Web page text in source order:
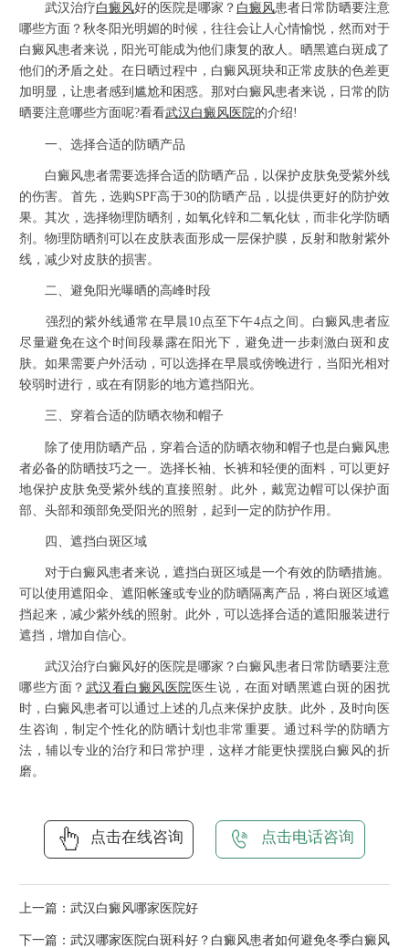
武汉治疗白癜风好的医院是哪家？ 白癜风患者日常防晒要注意
哪些方面？秋冬阳光明媚的时候，往往会让人心情愉悦，然而对于
白癜风患者来说，阳光可能成为他们康复的敌人。晒黑遮白斑成了
他们的矛盾之处。在日晒过程中，白癜风斑块和正常皮肤的色差更
加明显，让患者感到尴尬和困惑。那对白癜风患者来说，日常的防
晒要注意哪些方面呢?看看武汉白癜风医院的介绍!
一、选择合适的防晒产品
白癜风患者需要选择合适的防晒产品，以保护皮肤免受紫外线
的伤害。首先，选购SPF高于30的防晒产品，以提供更好的防护效
果。其次，选择物理防晒剂，如氧化锌和二氧化钛，而非化学防晒
剂。物理防晒剂可以在皮肤表面形成一层保护膜，反射和散射紫外
线，减少对皮肤的损害。
二、避免阳光曝晒的高峰时段
强烈的紫外线通常在早晨10点至下午4点之间。白癜风患者应
尽量避免在这个时间段暴露在阳光下，避免进一步刺激白斑和皮
肤。如果需要户外活动，可以选择在早晨或傍晚进行，当阳光相对
较弱时进行，或在有阴影的地方遮挡阳光。
三、穿着合适的防晒衣物和帽子
除了使用防晒产品，穿着合适的防晒衣物和帽子也是白癜风患
者必备的防晒技巧之一。选择长袖、长裤和轻便的面料，可以更好
地保护皮肤免受紫外线的直接照射。此外，戴宽边帽可以保护面
部、头部和颈部免受阳光的照射，起到一定的防护作用。
四、遮挡白斑区域
对于白癜风患者来说，遮挡白斑区域是一个有效的防晒措施。
可以使用遮阳伞、遮阳帐篷或专业的防晒隔离产品，将白斑区域遮
挡起来，减少紫外线的照射。此外，可以选择合适的遮阳服装进行
遮挡，增加自信心。
武汉治疗白癜风好的医院是哪家？白癜风患者日常防晒要注意
哪些方面？ 武汉看白癜风医院 医生说，在面对晒黑遮白斑的困扰
时，白癜风患者可以通过上述的几点来保护皮肤。此外，及时向医
生咨询，制定个性化的防晒计划也非常重要。通过科学的防晒方
法，辅以专业的治疗和日常护理，这样才能更快摆脱白癜风的折
磨。
点击在线咨询 点击电话咨询
上一篇： 武汉白癜风哪家医院好
下一篇： 武汉哪家医院白斑科好？白癜风患者如何避免冬季白癜风